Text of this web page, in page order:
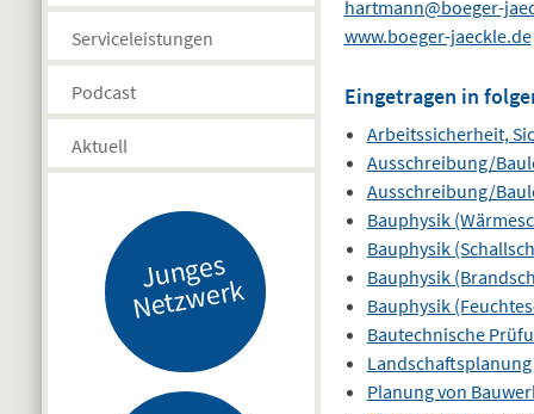
Serviceleistungen
Podcast
Aktuell
J
u
n
g
es
N
etz
w
er
k
hartmann@boeger-
www.boeger-jaeckle.de
Eingetragen in
Arbeitssicherheit,
Ausschreibung/
Ausschreibung/
Bauphysik
Bauphysik
Bauphysik
Bauphysik
Bautechnische
Landschaftsplanung
Planung von